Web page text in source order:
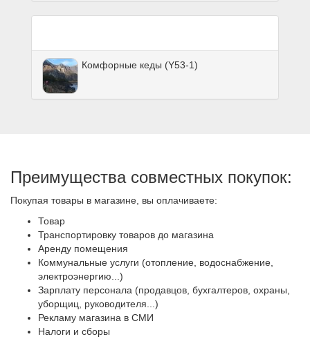
Комфорные кеды (Y53-1)
Преимущества совместных покупок:
Покупая товары в магазине, вы оплачиваете:
Товар
Транспортировку товаров до магазина
Аренду помещения
Коммунальные услуги (отопление, водоснабжение,
электроэнергию...)
Зарплату персонала (продавцов, бухгалтеров, охраны,
уборщиц, руководителя...)
Рекламу магазина в СМИ
Налоги и сборы